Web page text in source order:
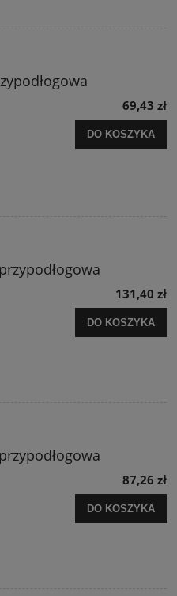
69,43 zł
DO KOSZYKA
131,40 zł
DO KOSZYKA
87,26 zł
DO KOSZYKA